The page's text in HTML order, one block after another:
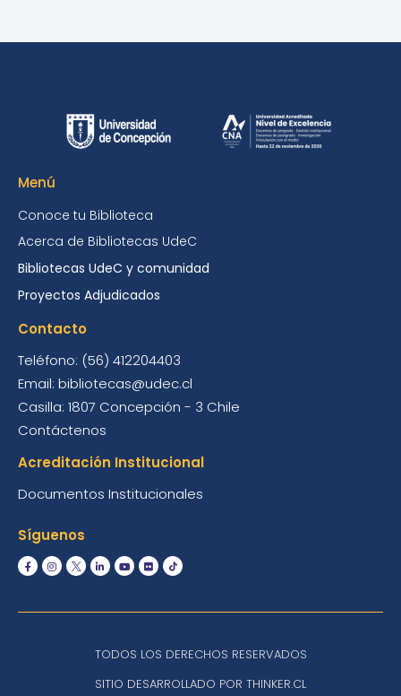
Menú
Conoce tu Biblioteca
Acerca de Bibliotecas UdeC
Bibliotecas UdeC y comunidad
Proyectos Adjudicados
Contacto
Teléfono: (56) 412204403
Email: bibliotecas@udec.cl
Casilla: 1807 Concepción - 3 Chile
Contáctenos
Acreditación Institucional
Documentos Institucionales
Síguenos
TODOS LOS DERECHOS RESERVADOS
SITIO DESARROLLADO POR THINKER.CL